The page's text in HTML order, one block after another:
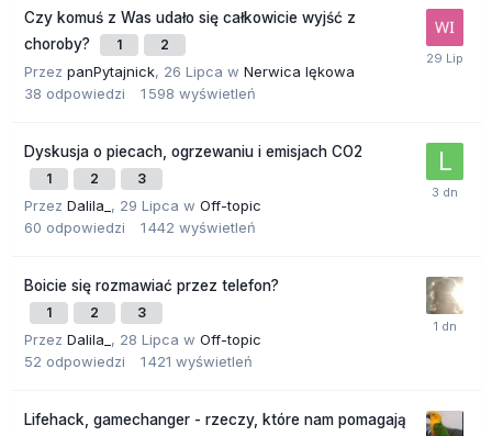
Czy komuś z Was udało się całkowicie wyjść z
choroby?
1 2
Przez panPytajnick, 26 Lipca w Nerwica lękowa
38 odpowiedzi 1 598 wyświetleń
Dyskusja o piecach, ogrzewaniu i emisjach CO2
1 2 3
Przez Dalila_ , 29 Lipca w Off-topic
60 odpowiedzi 1 442 wyświetleń
Boicie się rozmawiać przez telefon?
1 2 3
Przez Dalila_ , 28 Lipca w Off-topic
52 odpowiedzi 1 421 wyświetleń
Lifehack, gamechanger - rzeczy, które nam pomagają